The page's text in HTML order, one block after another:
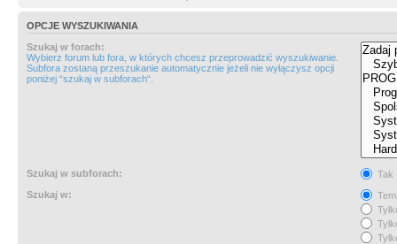
OPCJE WYSZUKIWANIA
Szukaj w forach:
Wybierz forum lub fora, w których chcesz przeprowadzić wyszukiwanie.
Subfora zostaną przeszukanie automatycznie jeżeli nie wyłączysz opcji
poniżej “szukaj w subforach“.
Szukaj w subforach:
Tak
Szukaj w: